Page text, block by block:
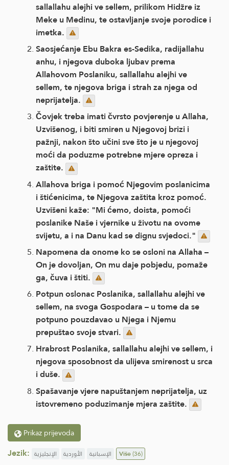
sallallahu alejhi ve sellem, prilikom Hidžre iz
Meke u Medinu, te ostavljanje svoje porodice i
imetka.
Saosjećanje Ebu Bakra es-Sedika, radijallahu
anhu, i njegova duboka ljubav prema
Allahovom Poslaniku, sallallahu alejhi ve
sellem, te njegova briga i strah za njega od
neprijatelja.
Čovjek treba imati čvrsto povjerenje u Allaha,
Uzvišenog, i biti smiren u Njegovoj brizi i
pažnji, nakon što učini sve što je u njegovoj
moći da poduzme potrebne mjere opreza i
zaštite.
Allahova briga i pomoć Njegovim poslanicima
i štićenicima, te Njegova zaštita kroz pomoć.
Uzvišeni kaže: "Mi ćemo, doista, pomoći
poslanike Naše i vjernike u životu na ovome
svijetu, a i na Danu kad se dignu svjedoci."
Napomena da onome ko se osloni na Allaha –
On je dovoljan, On mu daje pobjedu, pomaže
ga, čuva i štiti.
Potpun oslonac Poslanika, sallallahu alejhi ve
sellem, na svoga Gospodara – u tome da se
potpuno pouzdavao u Njega i Njemu
prepuštao svoje stvari.
Hrabrost Poslanika, sallallahu alejhi ve sellem, i
njegova sposobnost da ulijeva smirenost u srca
i duše.
Spašavanje vjere napuštanjem neprijatelja, uz
istovremeno poduzimanje mjera zaštite.
Prikaz prijevoda
Jezik: الإنجليزية الأوردية الإسبانية Više(36)